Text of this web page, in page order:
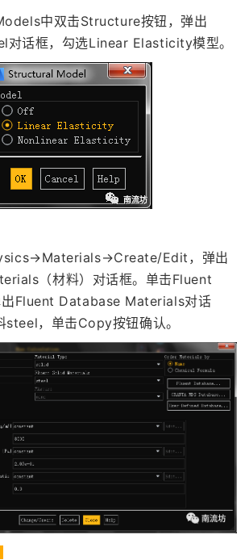
中双击Structure按钮，弹出
对话框，勾选Linear Elasticity模型。
Edit，弹出
（材料）对话框。单击Fluent
Fluent Database Materials对话
steel，单击Copy按钮确认。